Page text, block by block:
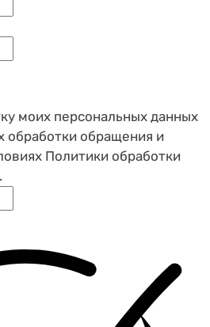
моих персональных данных
обработки обращения и
Политики обработки